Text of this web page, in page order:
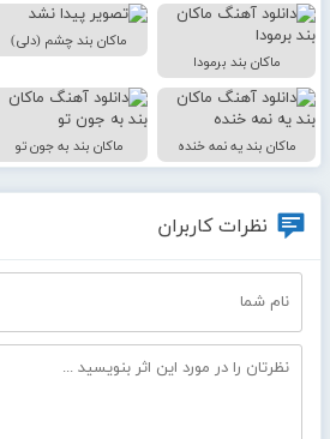
ماکان بند برمودا
ماکان بند چشم (دلی)
ماکان بند یه نمه خنده ماکان بند به جون تو
نظرات کاربران